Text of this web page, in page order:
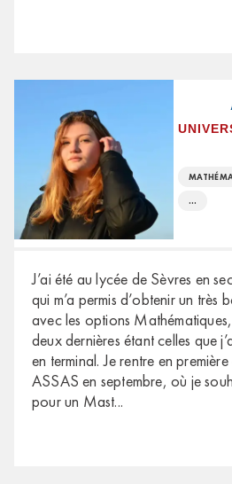
...
J’ai été au lycée de Sèvres en
qui m’a permis d’obtenir un très
avec les options
deux dernières étant celles que
en terminal. Je rentre en
ASSAS en septembre, où je
pour un Mast...